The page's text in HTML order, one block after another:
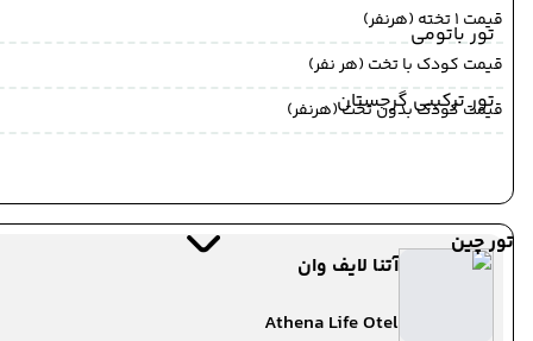
تور باتومی
تور ترکیبی گرجستان
تور چین
قیمت 1 تخته (هرنفر)
قیمت کودک با تخت (هر نفر)
قیمت کودک بدون تخت (هرنفر)
آتنا لایف وان
Athena Life Otel